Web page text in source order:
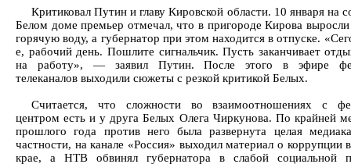
Критиковал Путин и главу Кировской области. 10 января на
Белом доме премьер отмечал, что в пригороде Кирова
горячую воду, а губернатор при этом находится в отпуске.
е, рабочий день. Пошлите сигнальчик. Пусть заканчивает
на работу», — заявил Путин. После этого в эфире
телеканалов выходили сюжеты с резкой критикой Белых.
Считается, что сложности во взаимоотношениях с
центром есть и у друга Белых Олега Чиркунова. По крайней
прошлого года против него была развернута целая
частности, на канале «Россия» выходил материал о коррупции
крае, а НТВ обвинял губернатора в слабой социальной